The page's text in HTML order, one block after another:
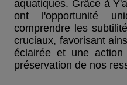
aquatiques. Grâce à
ont l'opportunité
comprendre les
cruciaux, favorisant
éclairée et une
préservation de nos